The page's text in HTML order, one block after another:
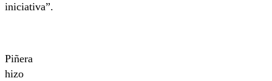
iniciativa”.
Piñera
hizo